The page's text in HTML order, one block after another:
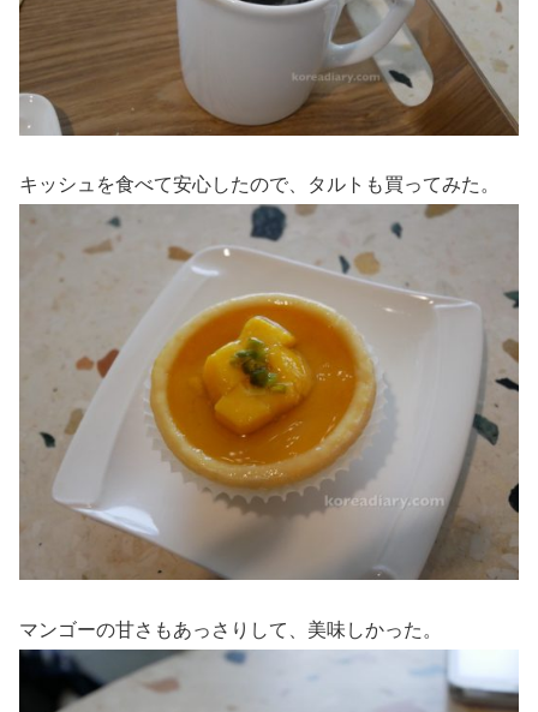
キッシュを食べて安心したので、タルトも買ってみた。
マンゴーの甘さもあっさりして、美味しかった。